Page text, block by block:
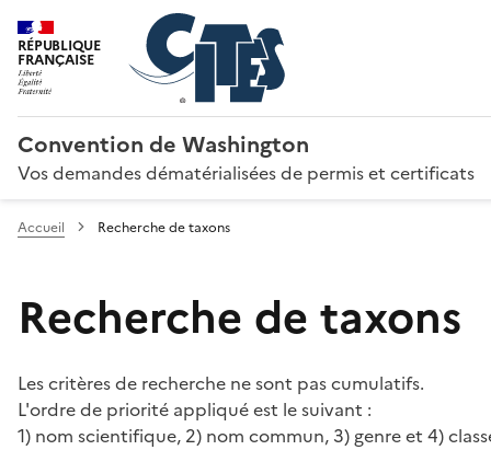
RÉPUBLIQUE
FRANÇAISE
Convention de Washington
Vos demandes dématérialisées de permis et certificats
Accueil Recherche de taxons
Recherche de taxons
Les critères de recherche ne sont pas cumulatifs.
L'ordre de priorité appliqué est le suivant :
1) nom scientifique, 2) nom commun, 3) genre et 4)